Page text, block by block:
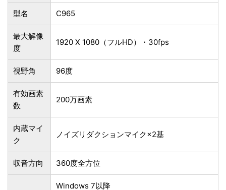
型名 C965
最大解像
度
1920 X 1080（フルHD）・30fps
視野角 96度
有効画素
数
200万画素
内蔵マイ
ク
ノイズリダクションマイク×2基
収音方向 360度全方位
Windows 7以降